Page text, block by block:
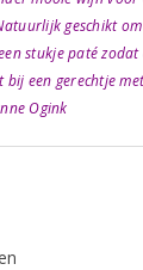
geschikt
stukje paté zodat
een gerechtje
Ogink